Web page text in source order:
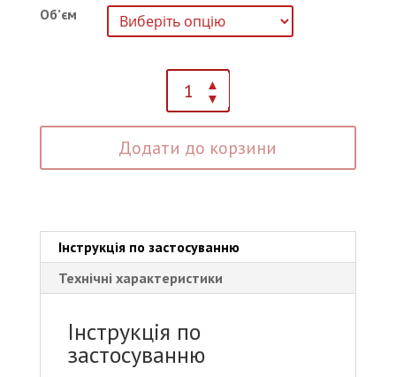
Об’єм
адгезійна
штукатурку
кількість
Додати до корзини
Інструкція по застосуванню
Технічні характеристики
Інструкція по
застосуванню